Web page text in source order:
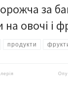
за
на овочі і
продукти